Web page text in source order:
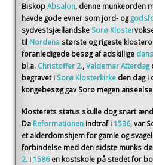
BiskopAbsalon, denne munkeorden
havde gode evner som jord- og
sydvestsjællandske Sorø Kloster
til Nordens største og rigeste
foranledigede besøg af adskillige
bl.a. Christoffer 2.,Valdemar Atterdag
begravet i Sorø Klosterkirke den dag i
kongebesøg gav Sorø megen
Klosterets status skulle dog snart
Da Reformationen indtraf i 1536, var
et alderdomshjem for gamle og
forbindelse med den sidste munks
2. i 1586 en kostskole på stedet for